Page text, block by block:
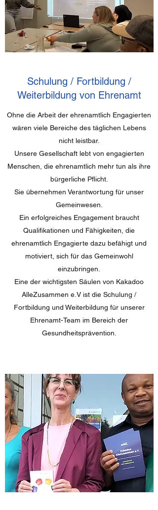
Schulung / Fortbildung /
Weiterbildung von Ehrenamt
Ohne die Arbeit der ehrenamtlich Engagierten
wären viele Bereiche des täglichen Lebens
nicht leistbar.
Unsere Gesellschaft lebt von engagierten
Menschen, die ehrenamtlich mehr tun als ihre
bürgerliche Pflicht.
Sie übernehmen Verantwortung für unser
Gemeinwesen.
Ein erfolgreiches Engagement braucht
Qualifikationen und Fähigkeiten, die
ehrenamtlich Engagierte dazu befähigt und
motiviert, sich für das Gemeinwohl
einzubringen.
Eine der wichtigsten Säulen von Kakadoo
AlleZusammen e.V ist die Schulung /
Fortbildung und Weiterbildung für unserer
Ehrenamt-Team im Bereich der
Gesundheitsprävention.